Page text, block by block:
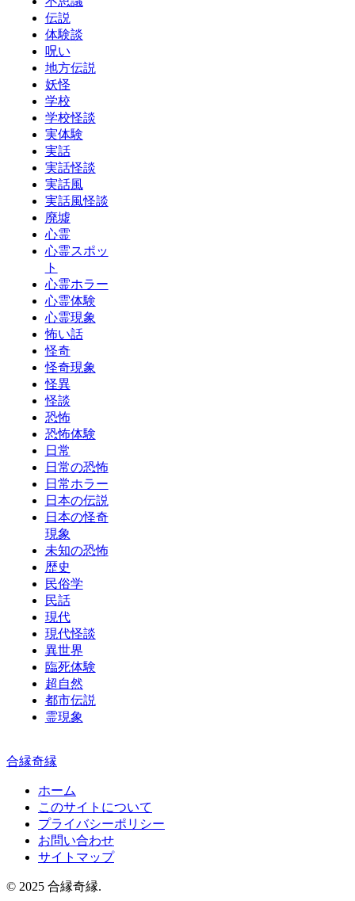
伝説
体験談
呪い
地方伝説
妖怪
学校
学校怪談
実体験
実話
実話怪談
実話風
実話風怪談
廃墟
心霊
心霊スポッ
ト
心霊ホラー
心霊体験
心霊現象
怖い話
怪奇
怪奇現象
怪異
怪談
恐怖
恐怖体験
日常
日常の恐怖
日常ホラー
日本の伝説
日本の怪奇
現象
未知の恐怖
歴史
民俗学
民話
現代
現代怪談
異世界
臨死体験
超自然
都市伝説
霊現象
合縁奇縁
ホーム
このサイトについて
プライバシーポリシー
お問い合わせ
サイトマップ
© 2025 合縁奇縁.